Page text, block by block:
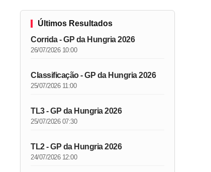
Últimos Resultados
Corrida - GP da Hungria 2026
26/07/2026 10:00
Classificação - GP da Hungria 2026
25/07/2026 11:00
TL3 - GP da Hungria 2026
25/07/2026 07:30
TL2 - GP da Hungria 2026
24/07/2026 12:00